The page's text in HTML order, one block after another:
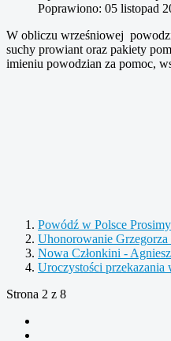
Poprawiono: 05 listopad
W obliczu wrześniowej
suchy prowiant oraz pakiety
imieniu powodzian za pomoc,
Powódź w Polsce
Uhonorowanie
Nowa Członkini -
Uroczystości
Strona 2 z 8